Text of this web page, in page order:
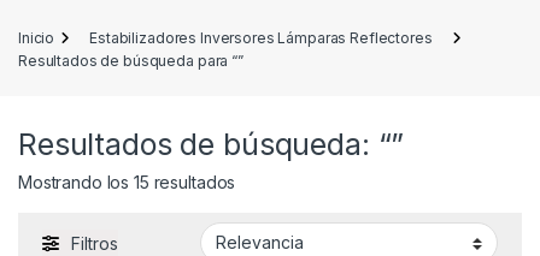
Inicio
Estabilizadores Inversores Lámparas Reflectores
Resultados de búsqueda para “”
Resultados de búsqueda: “”
Mostrando los 15 resultados
Filtros